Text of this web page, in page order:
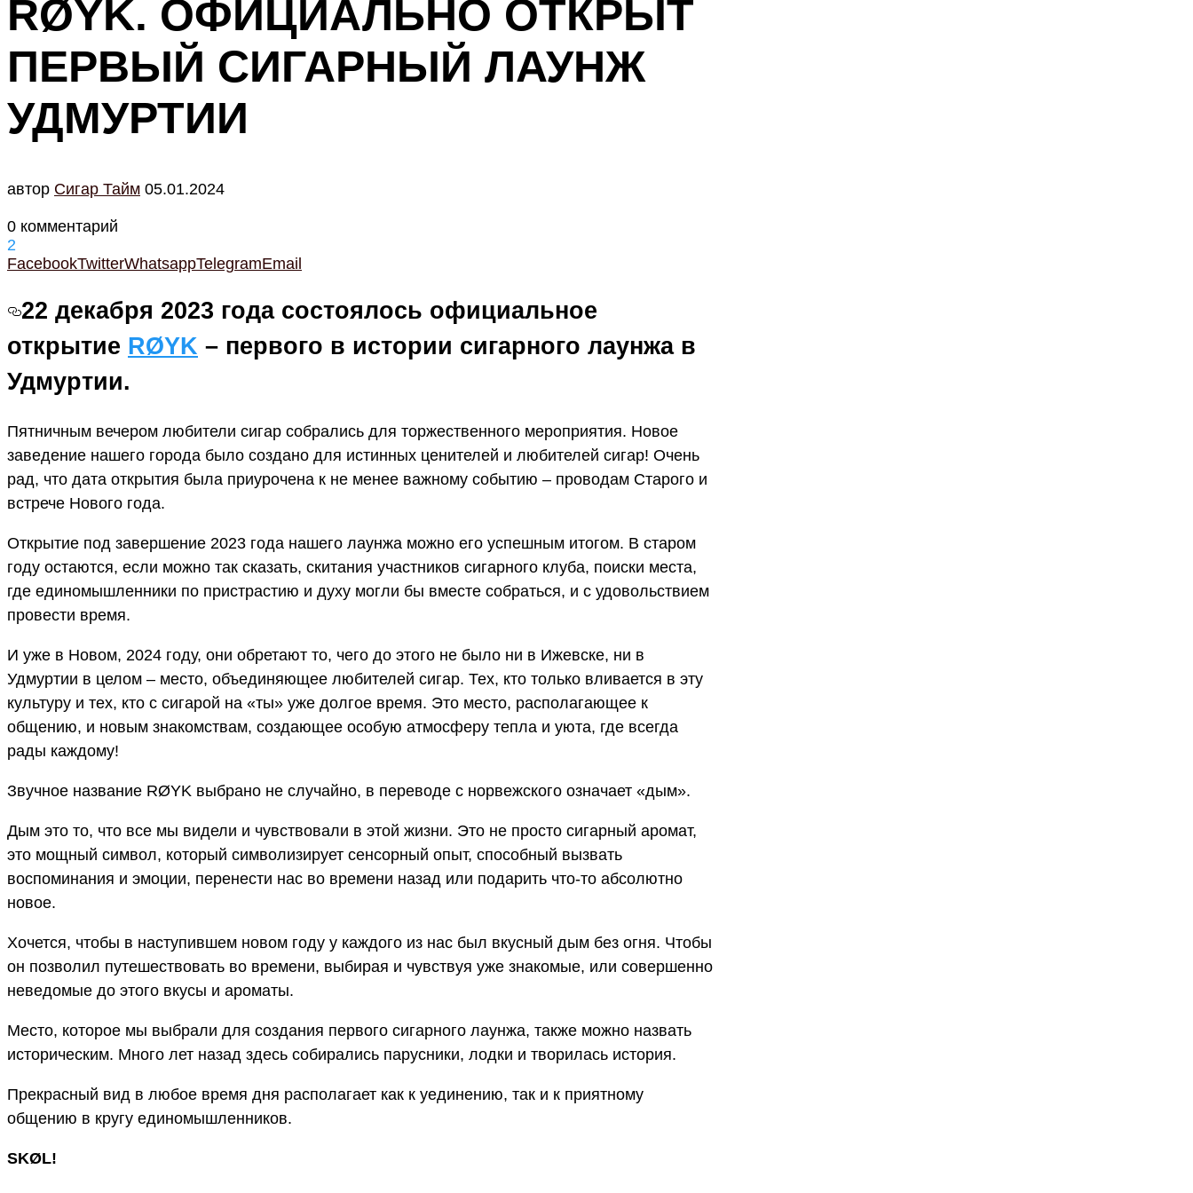
RØYK. ОФИЦИАЛЬНО ОТКРЫТ
ПЕРВЫЙ СИГАРНЫЙ ЛАУНЖ
УДМУРТИИ
автор Cигар Тайм 05.01.2024
0 комментарий
2
FacebookTwitterWhatsappTelegramEmail
22 декабря 2023 года состоялось официальное
открытие RØYK – первого в истории сигарного лаунжа в
Удмуртии.
Пятничным вечером любители сигар собрались для торжественного мероприятия. Новое
заведение нашего города было создано для истинных ценителей и любителей сигар! Очень
рад, что дата открытия была приурочена к не менее важному событию – проводам Старого и
встрече Нового года.
Открытие под завершение 2023 года нашего лаунжа можно его успешным итогом. В старом
году остаются, если можно так сказать, скитания участников сигарного клуба, поиски места,
где единомышленники по пристрастию и духу могли бы вместе собраться, и с удовольствием
провести время.
И уже в Новом, 2024 году, они обретают то, чего до этого не было ни в Ижевске, ни в
Удмуртии в целом – место, объединяющее любителей сигар. Тех, кто только вливается в эту
культуру и тех, кто с сигарой на «ты» уже долгое время. Это место, располагающее к
общению, и новым знакомствам, создающее особую атмосферу тепла и уюта, где всегда
рады каждому!
Звучное название RØYK выбрано не случайно, в переводе с норвежского означает «дым».
Дым это то, что все мы видели и чувствовали в этой жизни. Это не просто сигарный аромат,
это мощный символ, который символизирует сенсорный опыт, способный вызвать
воспоминания и эмоции, перенести нас во времени назад или подарить что-то абсолютно
новое.
Хочется, чтобы в наступившем новом году у каждого из нас был вкусный дым без огня. Чтобы
он позволил путешествовать во времени, выбирая и чувствуя уже знакомые, или совершенно
неведомые до этого вкусы и ароматы.
Место, которое мы выбрали для создания первого сигарного лаунжа, также можно назвать
историческим. Много лет назад здесь собирались парусники, лодки и творилась история.
Прекрасный вид в любое время дня располагает как к уединению, так и к приятному
общению в кругу единомышленников.
SKØL!